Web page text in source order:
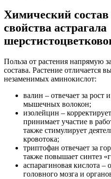
Химический
свойства астрагала
Польза от растения напрямую
состава. Растение отличается
незаменимых аминокислот:
валин – отвечает за
мышечных волокон;
изолейцин –
принимает участие в
также стимулирует
кровотока;
триптофан отвечает за
также повышает синтез
аспарагиновая кислота –
головного мозга и